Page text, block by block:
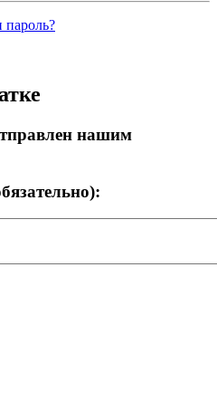
пароль?
нашим